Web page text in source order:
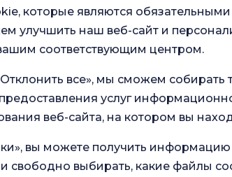
которые являются
улучшить наш веб-сайт и
соответствующим центром.
все», мы сможем собирать
услуг
веб-сайта, на котором вы
вы можете получить информацию
свободно выбирать, какие файлы